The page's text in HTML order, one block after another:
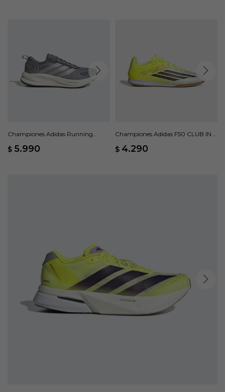
Championes Adidas Running
$ 5.990
Championes Adidas F50 CLUB IN -
$ 4.290